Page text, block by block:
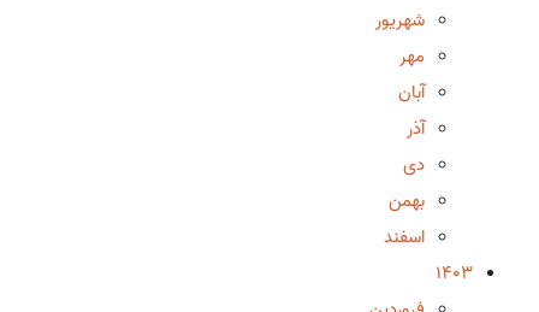
شهریور
مهر
آبان
آذر
دی
بهمن
اسفند
1403